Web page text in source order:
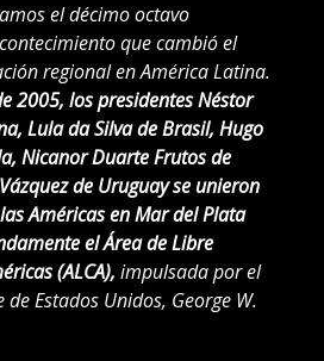
el décimo octavo
que cambió el
regional en América Latina.
2005, los presidentes Néstor
Lula da Silva de Brasil, Hugo
Nicanor Duarte Frutos de
de Uruguay se unieron
Américas en Mar del Plata
el Área de Libre
(ALCA), impulsada por el
Estados Unidos, George W.